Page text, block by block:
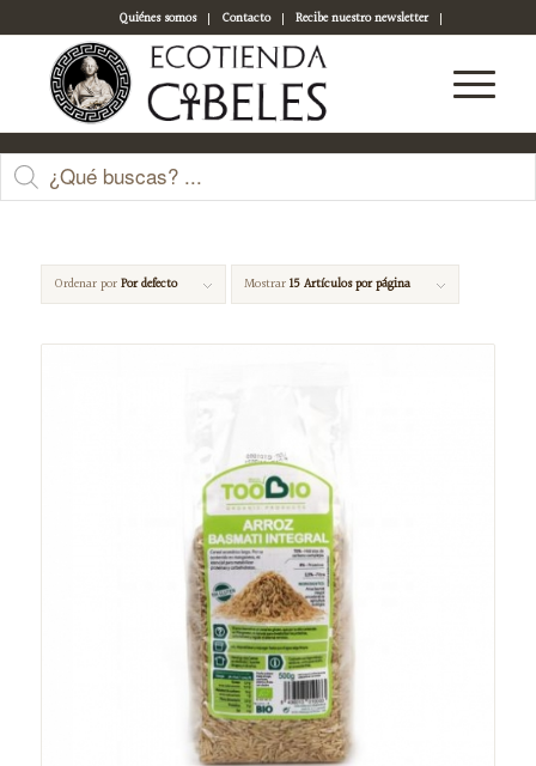
Quiénes somos Contacto
Recibe nuestro newsletter
Acceso a tu cuenta
basmati
Ordenar porPor defecto Mostrar15 Artículos por página